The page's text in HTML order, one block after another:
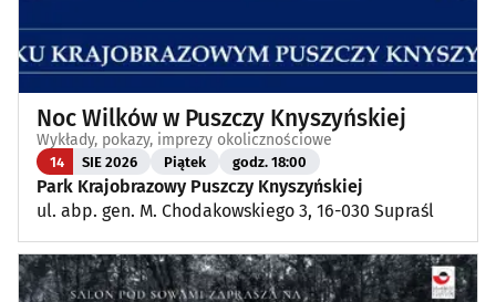
Noc Wilków w Puszczy Knyszyńskiej
Wykłady, pokazy, imprezy okolicznościowe
14 SIE 2026 Piątek godz. 18:00
Park Krajobrazowy Puszczy Knyszyńskiej
ul. abp. gen. M. Chodakowskiego 3, 16-030 Supraśl